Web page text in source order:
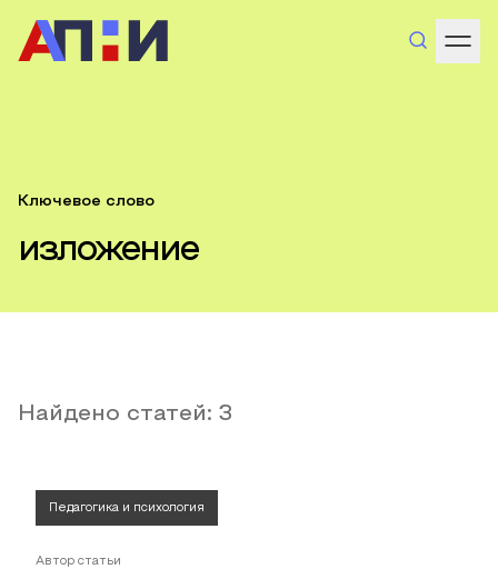
Ключевое слово
изложение
Найдено статей: 3
Педагогика и психология
Автор статьи